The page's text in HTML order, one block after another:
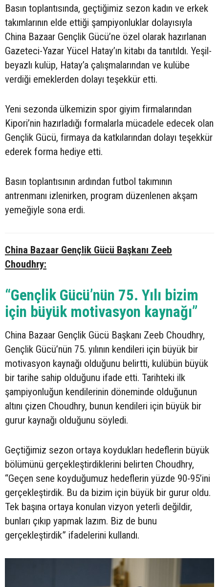
Basın toplantısında, geçtiğimiz sezon kadın ve erkek
takımlarının elde ettiği şampiyonluklar dolayısıyla
China Bazaar Gençlik Gücü’ne özel olarak hazırlanan
Gazeteci-Yazar Yücel Hatay’ın kitabı da tanıtıldı. Yeşil-
beyazlı kulüp, Hatay’a çalışmalarından ve kulübe
verdiği emeklerden dolayı teşekkür etti.
Yeni sezonda ülkemizin spor giyim firmalarından
Kipori’nin hazırladığı formalarla mücadele edecek olan
Gençlik Gücü, firmaya da katkılarından dolayı teşekkür
ederek forma hediye etti.
Basın toplantısının ardından futbol takımının
antrenmanı izlenirken, program düzenlenen akşam
yemeğiyle sona erdi.
China Bazaar Gençlik Gücü Başkanı Zeeb
Choudhry:
“Gençlik Gücü’nün 75. Yılı bizim
için büyük motivasyon kaynağı”
China Bazaar Gençlik Gücü Başkanı Zeeb Choudhry,
Gençlik Gücü’nün 75. yılının kendileri için büyük bir
motivasyon kaynağı olduğunu belirtti, kulübün büyük
bir tarihe sahip olduğunu ifade etti. Tarihteki ilk
şampiyonluğun kendilerinin döneminde olduğunun
altını çizen Choudhry, bunun kendileri için büyük bir
gurur kaynağı olduğunu söyledi.
Geçtiğimiz sezon ortaya koydukları hedeflerin büyük
bölümünü gerçekleştirdiklerini belirten Choudhry,
“Geçen sene koyduğumuz hedeflerin yüzde 90-95’ini
gerçekleştirdik. Bu da bizim için büyük bir gurur oldu.
Tek başına ortaya konulan vizyon yeterli değildir,
bunları çıkıp yapmak lazım. Biz de bunu
gerçekleştirdik” ifadelerini kullandı.